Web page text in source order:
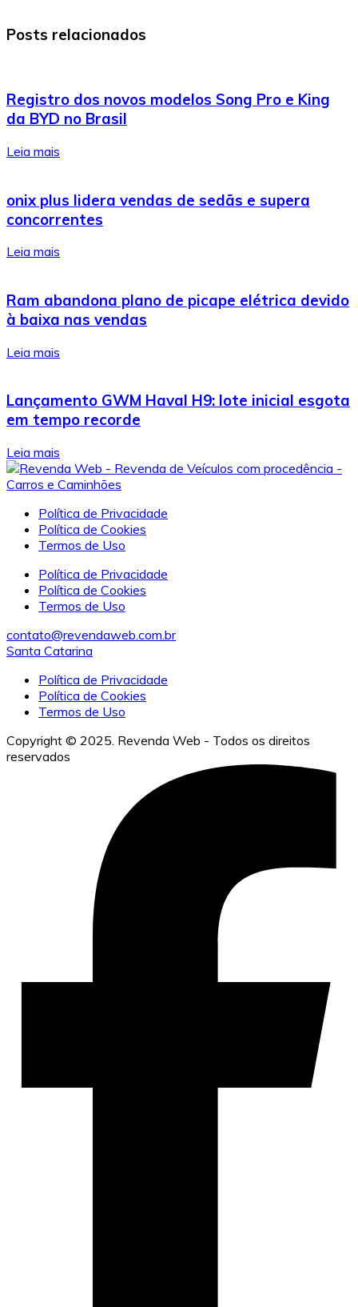
Posts relacionados
Registro dos novos modelos Song Pro e King
da BYD no Brasil
Leia mais
onix plus lidera vendas de sedãs e supera
concorrentes
Leia mais
Ram abandona plano de picape elétrica devido
à baixa nas vendas
Leia mais
Lançamento GWM Haval H9: lote inicial esgota
em tempo recorde
Leia mais
Política de Privacidade
Política de Cookies
Termos de Uso
Política de Privacidade
Política de Cookies
Termos de Uso
contato@revendaweb.com.br
Santa Catarina
Política de Privacidade
Política de Cookies
Termos de Uso
Copyright © 2025. Revenda Web - Todos os direitos
reservados